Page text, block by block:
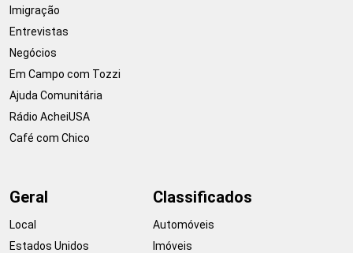
Imigração
Entrevistas
Negócios
Em Campo com Tozzi
Ajuda Comunitária
Rádio AcheiUSA
Café com Chico
Geral
Local
Estados Unidos
Classificados
Automóveis
Imóveis